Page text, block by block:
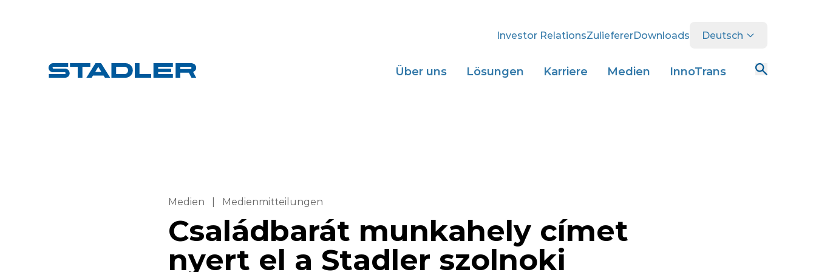
Investor RelationsZuliefererDownloads Deutsch
Über uns Lösungen Karriere Medien InnoTrans
Medien Medienmitteilungen
Családbarát munkahely címet
nyert el a Stadler szolnoki